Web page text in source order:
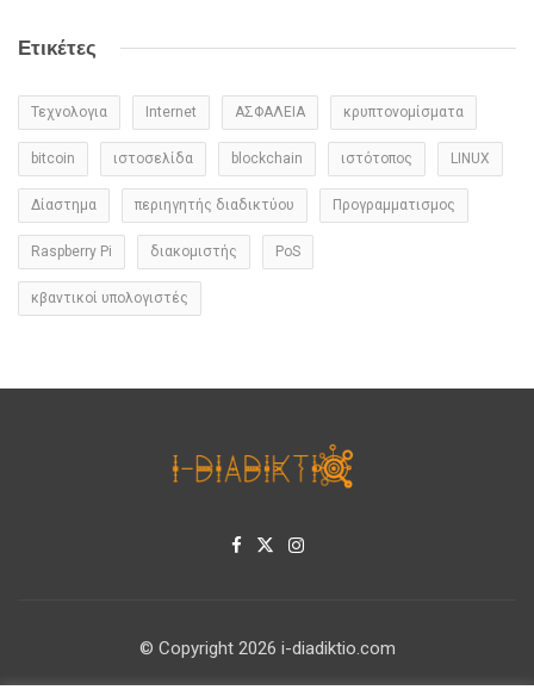
Ετικέτες
Τεχνολογια Internet ΑΣΦΑΛΕΙΑ κρυπτονομίσματα
bitcoin ιστοσελίδα blockchain ιστότοπος LINUX
Δίαστημα περιηγητής διαδικτύου Προγραμματισμος
Raspberry Pi διακομιστής PoS
κβαντικοί υπολογιστές
© Copyright 2026 i-diadiktio.com